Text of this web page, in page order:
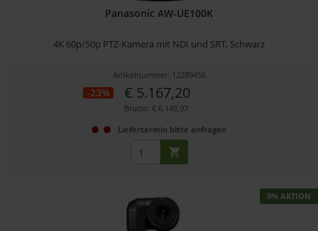
Panasonic AW-UE100K
4K 60p/50p PTZ-Kamera mit NDI und SRT, Schwarz
Artikelnummer: 12289456
-23% € 5.167,20
Brutto: € 6.148,97
Liefertermin bitte anfragen
0% AKTION